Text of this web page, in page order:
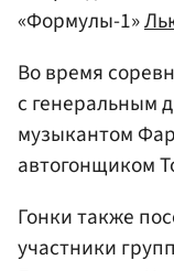
«Формулы-1»
Во время
с генеральным
музыкантом
автогонщиком
Гонки также
участники